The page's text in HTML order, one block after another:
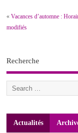
«Vacances d’automne :
modifiés
Recherche
Actualités